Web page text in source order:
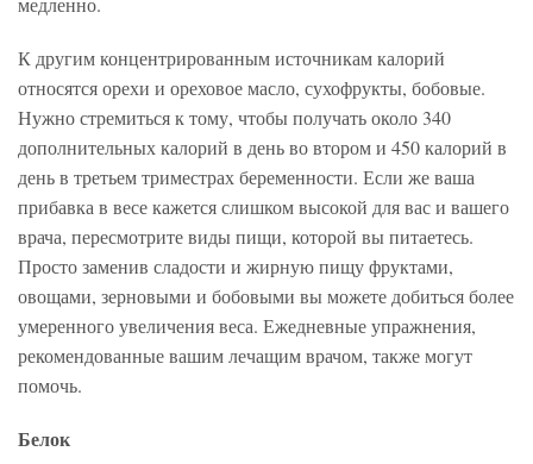
К другим концентрированным источникам калорий
относятся орехи и ореховое масло, сухофрукты, бобовые.
Нужно стремиться к тому, чтобы получать около 340
дополнительных калорий в день во втором и 450 калорий в
день в третьем триместрах беременности. Если же ваша
прибавка в весе кажется слишком высокой для вас и вашего
врача, пересмотрите виды пищи, которой вы питаетесь.
Просто заменив сладости и жирную пищу фруктами,
овощами, зерновыми и бобовыми вы можете добиться более
умеренного увеличения веса. Ежедневные упражнения,
рекомендованные вашим лечащим врачом, также могут
помочь.
Белок